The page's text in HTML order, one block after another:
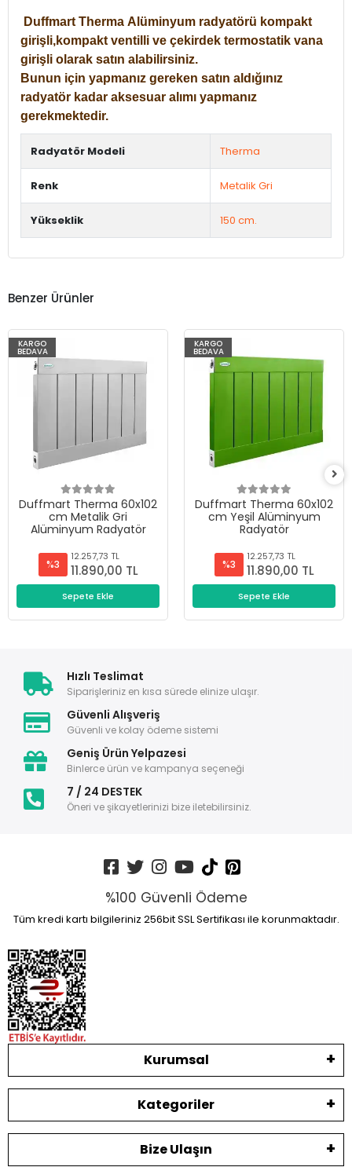
Duffmart Therma Alüminyum radyatörü kompakt
girişli,kompakt ventilli ve çekirdek termostatik vana
girişli olarak satın alabilirsiniz.
Bunun için yapmanız gereken satın aldığınız
radyatör kadar aksesuar alımı yapmanız
gerekmektedir.
Radyatör Modeli Therma
Renk Metalik Gri
Yükseklik 150 cm.
Benzer Ürünler
KARGO
BEDAVA
Duffmart Therma 60x102
cm Metalik Gri
Alüminyum Radyatör
%3
12.257,73 TL
11.890,00 TL
Sepete Ekle
KARGO
BEDAVA
Duffmart Therma 60x102
cm Yeşil Alüminyum
Radyatör
%3
12.257,73 TL
11.890,00 TL
Sepete Ekle
Hızlı Teslimat
Siparişleriniz en kısa sürede elinize ulaşır.
Güvenli Alışveriş
Güvenli ve kolay ödeme sistemi
Geniş Ürün Yelpazesi
Binlerce ürün ve kampanya seçeneği
7 / 24 DESTEK
Öneri ve şikayetlerinizi bize iletebilirsiniz.
%100 Güvenli Ödeme
Tüm kredi kartı bilgileriniz 256bit SSL Sertifikası ile korunmaktadır.
Kurumsal
Kategoriler
Bize Ulaşın